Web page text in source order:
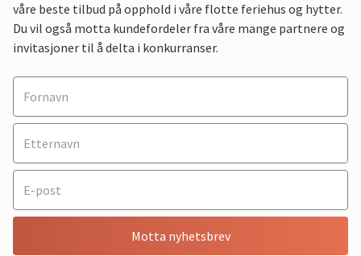
våre beste tilbud på opphold i våre flotte feriehus og hytter.
Du vil også motta kundefordeler fra våre mange partnere og
invitasjoner til å delta i konkurranser.
Motta nyhetsbrev